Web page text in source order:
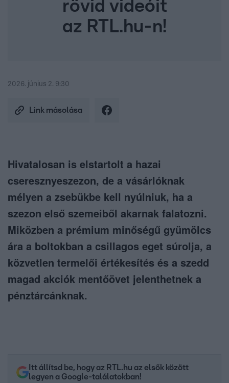
rövid videóit
az RTL.hu-n!
2026. június 2. 9:30
Link másolása
Hivatalosan is elstartolt a hazai
cseresznyeszezon, de a vásárlóknak
mélyen a zsebükbe kell nyúlniuk, ha a
szezon első szemeiből akarnak falatozni.
Miközben a prémium minőségű gyümölcs
ára a boltokban a csillagos eget súrolja, a
közvetlen termelői értékesítés és a szedd
magad akciók mentőövet jelenthetnek a
pénztárcánknak.
Itt állítsd be, hogy az RTL.hu az elsők között
legyen a Google-találatokban!